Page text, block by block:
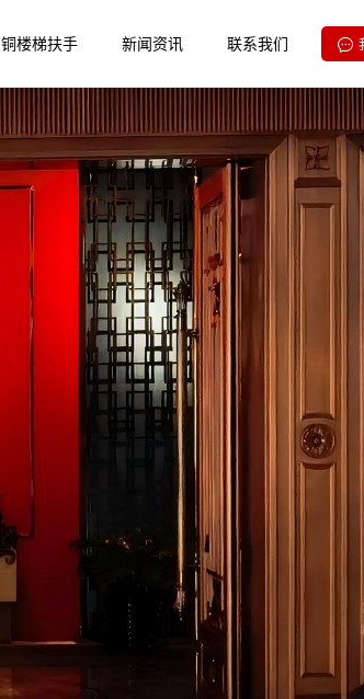
铜楼梯扶手 新闻资讯 联系我们